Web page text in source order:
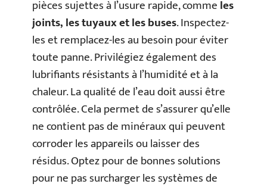
pièces sujettes à l’usure rapide, commeles
joints, les tuyaux et les buses. Inspectez-
les et remplacez-les au besoin pour éviter
toute panne. Privilégiez également des
lubrifiants résistants à l’humidité et à la
chaleur. La qualité de l’eau doit aussi être
contrôlée. Cela permet de s’assurer qu’elle
ne contient pas de minéraux qui peuvent
corroder les appareils ou laisser des
résidus. Optez pour de bonnes solutions
pour ne pas surcharger les systèmes de